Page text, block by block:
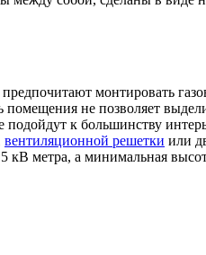
монтировать
помещения не позволяет
к большинству
вентиляционной решетки или
кВ метра, а минимальная